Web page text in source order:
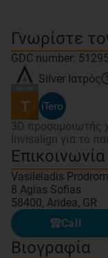
Γνωρίστε
GDC number:
Silver Ιατρός ?
3D προσομοιωτής
Invisalign για το
Επικοινωνία
Vasileiadis
8 Agias Sofias
58400, Aridea, GR
Call
Βιογραφία